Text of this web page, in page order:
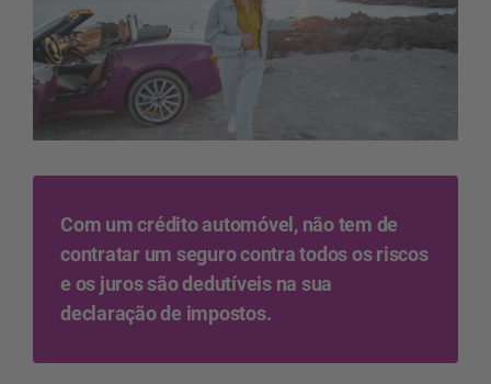
Com um crédito automóvel, não tem de
contratar um seguro contra todos os riscos
e os juros são dedutíveis na sua
declaração de impostos.